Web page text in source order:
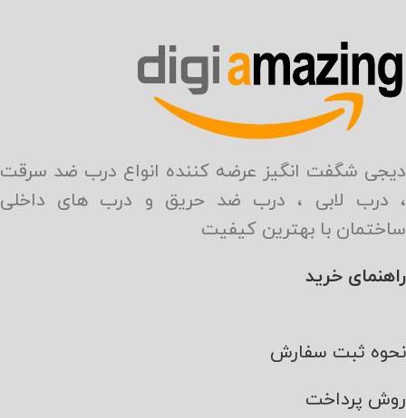
دیجی شگفت انگیز عرضه کننده انواع درب ضد سرقت
، درب لابی ، درب ضد حریق و درب های داخلی
ساختمان با بهترین کیفیت
راهنمای خرید
نحوه ثبت سفارش
روش پرداخت